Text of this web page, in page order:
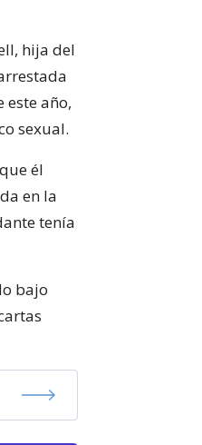
hija del
este año,
sexual.
él
en la
tenía
bajo